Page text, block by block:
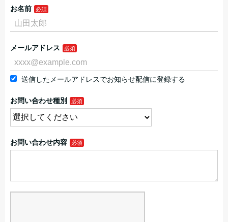
お名前
メールアドレス
送信したメールアドレスでお知らせ配信に登録する
お問い合わせ種別
お問い合わせ内容